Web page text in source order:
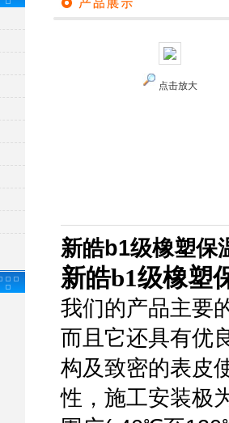
点击放大
新皓b1级橡塑保
新皓b1级橡塑
我们的产品主要
而且它还具有优
构及致密的表皮
性，施工安装极